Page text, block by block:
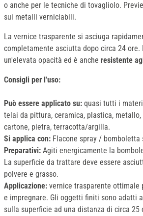
o anche per le tecniche di tovagliolo.
sui metalli verniciabili.
La vernice trasparente si asciuga
completamente asciutta dopo circa 24 ore.
un'elevata opacità ed è anche resistente
Consigli per l'uso:
Può essere applicato su: quasi tutti i
telai da pittura, ceramica, plastica,
cartone, pietra, terracotta/argilla.
Si applica con: Flacone spray / bomboletta
Preparativi: Agiti energicamente la
La superficie da trattare deve essere
polvere e grasso.
Applicazione: vernice trasparente ottimale
e impregnare. Gli oggetti finiti sono adatti
sulla superficie ad una distanza di circa 25